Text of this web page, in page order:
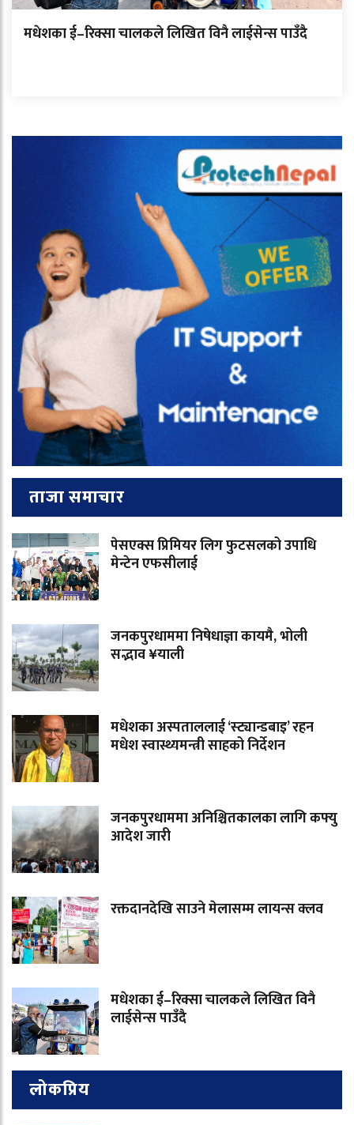
मधेशका ई–रिक्सा चालकले लिखित विनै लाईसेन्स पाउँदै
ताजा समाचार
पेसएक्स प्रिमियर लिग फुटसलको उपाधि
मेन्टेन एफसीलाई
जनकपुरधाममा निषेधाज्ञा कायमै, भोली
सद्भाव ¥याली
मधेशका अस्पताललाई ‘स्ट्यान्डबाइ’ रहन
मधेश स्वास्थ्यमन्त्री साहको निर्देशन
जनकपुरधाममा अनिश्चितकालका लागि कफ्यु
आदेश जारी
रक्तदानदेखि साउने मेलासम्म लायन्स क्लव
मधेशका ई–रिक्सा चालकले लिखित विनै
लाईसेन्स पाउँदै
लोकप्रिय